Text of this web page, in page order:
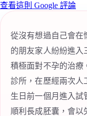
查看這則 Google 評論
從沒有想過自己會在
的朋友家人紛紛進入
積極面對不孕的治療
診所，在歷經兩次人
生日前一個月進入試
順利長成胚囊，會以